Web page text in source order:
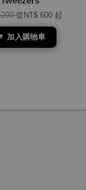
從NT$ 600 起
加入購物車